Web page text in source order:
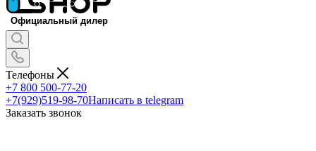
Телефоны
+7 800 500-77-20
+7(929)519-98-70Написать в telegram
Заказать звонок